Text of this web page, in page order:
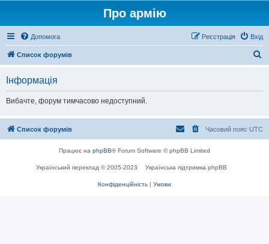
Про армію
Допомога Вхід
Реєстрація
Список форумів
Інформація
Вибачте, форум тимчасово недоступний.
Список форумів Часовий пояс UTC
Працює на phpBB® Forum Software © phpBB Limited
Український переклад © 2005-2023 Українська підтримка phpBB
Конфіденційність | Умови